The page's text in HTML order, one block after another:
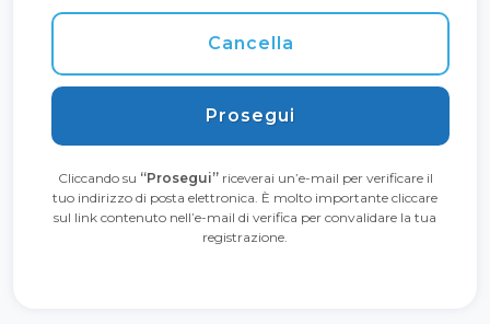
Cancella
Prosegui
Cliccando su “Prosegui”riceverai un’e-mail per verificare il
tuo indirizzo di posta elettronica. È molto importante cliccare
sul link contenuto nell’e-mail di verifica per convalidare la tua
registrazione.